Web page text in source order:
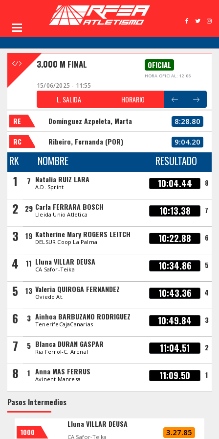
3.000 M FINAL OFICIAL
HORA OFICIAL: 12:06
15/06/2025 - 11:55
L. SALIDA HORARIO
RE Dominguez Azpeleta, Marta 8:28.80
RC Ribeiro, Fernanda (POR) 9:04.20
RK NOMBRE RESULTADO
1 7 Natalia RUIZ LARA
A.D. Sprint 10:04.44 8
2 29 Carla FERRARA BOSCH
Lleida Unio Atletica 10:13.38 7
3 19 Katherine Mary ROGERS LEITCH
DELSUR Coop La Palma 10:22.88 6
4 11 Lluna VILLAR DEUSA
CA Safor-Teika 10:34.86 5
5 13 Valeria QUIROGA FERNANDEZ
Oviedo At. 10:43.36 4
6 3 Ainhoa BARBUZANO RODRIGUEZ
TenerifeCajaCanarias 10:49.84 3
7 5 Blanca DURAN GASPAR
Ria Ferrol-C. Arenal 11:04.51 2
8 1 Anna MAS FERRUS
Avinent Manresa 11:09.50 1
Pasos Intermedios
1000
Lluna VILLAR DEUSA
CA Safor-Teika 3.27.85